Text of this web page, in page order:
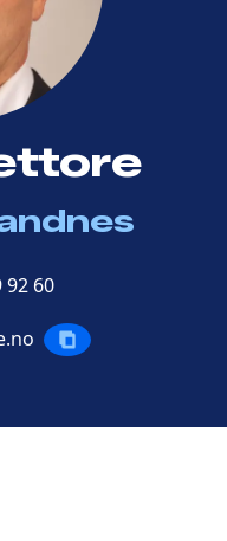
92 60
KOPIERE
POST